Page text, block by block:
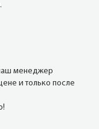
менеджер
и только после